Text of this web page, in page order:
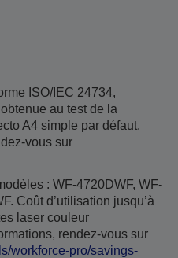
ISO/IEC 24734,
au test de la
A4 simple par défaut.
vous sur
: WF-4720DWF, WF-
Coût d’utilisation jusqu’à
laser couleur
rendez-vous sur
workforce-pro/savings-